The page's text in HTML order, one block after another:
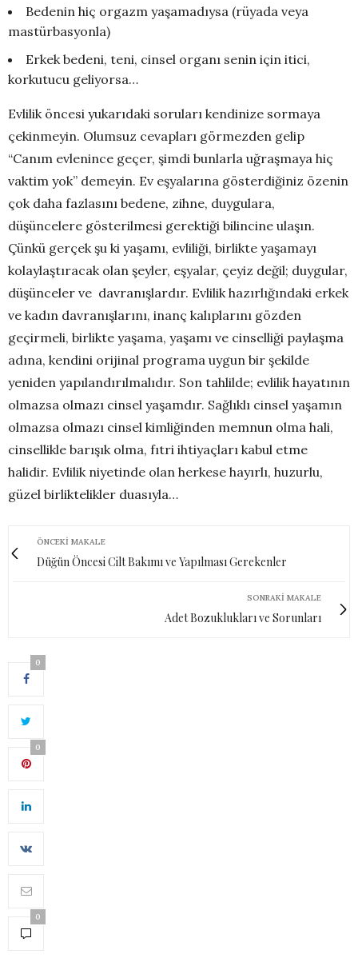
Bedenin hiç orgazm yaşamadıysa (rüyada veya
mastürbasyonla)
Erkek bedeni, teni, cinsel organı senin için itici,
korkutucu geliyorsa…
Evlilik öncesi yukarıdaki soruları kendinize sormaya
çekinmeyin. Olumsuz cevapları görmezden gelip
“Canım evlenince geçer, şimdi bunlarla uğraşmaya hiç
vaktim yok” demeyin. Ev eşyalarına gösterdiğiniz özenin
çok daha fazlasını bedene, zihne, duygulara,
düşüncelere gösterilmesi gerektiği bilincine ulaşın.
Çünkü gerçek şu ki yaşamı, evliliği, birlikte yaşamayı
kolaylaştıracak olan şeyler, eşyalar, çeyiz değil; duygular,
düşünceler ve davranışlardır. Evlilik hazırlığındaki erkek
ve kadın davranışlarını, inanç kalıplarını gözden
geçirmeli, birlikte yaşama, yaşamı ve cinselliği paylaşma
adına, kendini orijinal programa uygun bir şekilde
yeniden yapılandırılmalıdır. Son tahlilde; evlilik hayatının
olmazsa olmazı cinsel yaşamdır. Sağlıklı cinsel yaşamın
olmazsa olmazı cinsel kimliğinden memnun olma hali,
cinsellikle barışık olma, fıtri ihtiyaçları kabul etme
halidir. Evlilik niyetinde olan herkese hayırlı, huzurlu,
güzel birliktelikler duasıyla…
ÖNCEKI MAKALE
Düğün Öncesi Cilt Bakımı ve Yapılması Gerekenler
SONRAKI MAKALE
Adet Bozuklukları ve Sorunları
0
0
0